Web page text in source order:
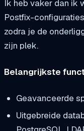
Ik heb vaker dan ik
Postfix-
zodra je de
zijn plek.
Belangrijkste
Geavanceerde
Uitgebreide